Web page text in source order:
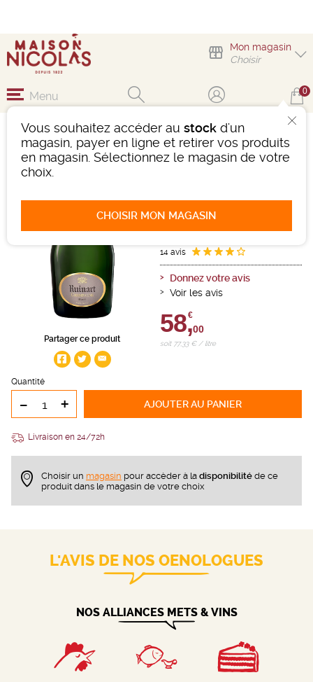
Mon magasin
Choisir
Vous souhaitez accéder au stock d'un
magasin, payer en ligne et retirer vos produits
en magasin. Sélectionnez le magasin de votre
choix.
CHOISIR MON MAGASIN
Menu 0
Partager ce produit
R DE RUINART BRUT
Vin effervescent
Blanc-Bouteille de 75 cl
14 avis
Donnez votre avis
Voir les avis
58,
€
00
soit 77,33 € / litre
Quantité
- + AJOUTERAU PANIER
Livraison en 24/72h
Choisir un magasin pour accèder à la disponibilité de ce
produit dans le magasin de votre choix
L'AVIS DE NOS OENOLOGUES
NOS ALLIANCES METS & VINS